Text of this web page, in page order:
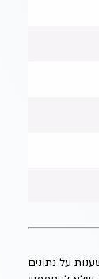
פני עתיד, כהגדרת מונח זה בחוק ניירות ערך, תשכ"ח-1968, אשר נשענות על נתונים